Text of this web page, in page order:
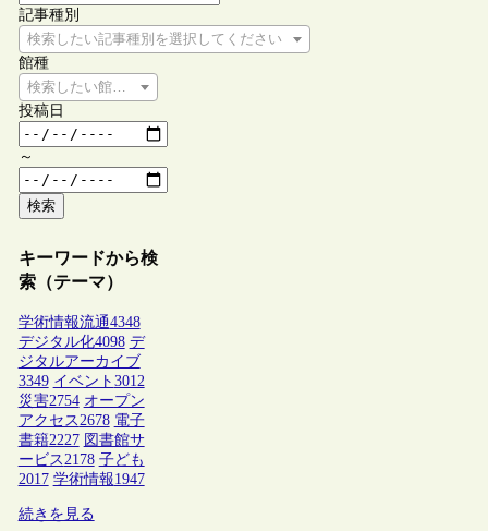
記事種別
検索したい記事種別を選択してください
館種
検索したい館種を選択してください
投稿日
～
検索
キーワードから検
索（テーマ）
学術情報流通4348
デジタル化4098 デ
ジタルアーカイブ
3349 イベント 3012
災害2754 オープン
アクセス 2678 電子
書籍2227 図書館サ
ービス 2178 子ども
2017 学術情報1947
続きを見る